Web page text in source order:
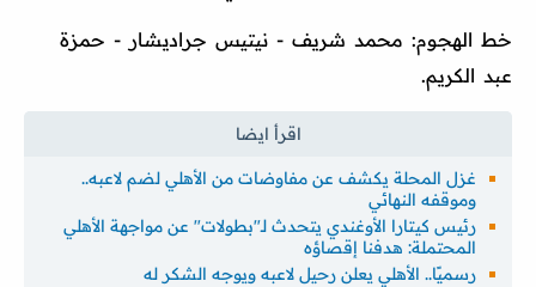
خط الهجوم: محمد شريف - نيتيس جراديشار - حمزة
عبد الكريم.
غزل المحلة يكشف عن مفاوضات من الأهلي لضم لاعبه..
وموقفه النهائي
رئيس كيتارا الأوغندي يتحدث لـ"بطولات" عن مواجهة الأهلي
المحتملة: هدفنا إقصاؤه
رسميًا.. الأهلي يعلن رحيل لاعبه ويوجه الشكر له